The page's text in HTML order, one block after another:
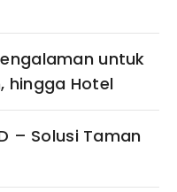
untuk
hingga Hotel
– Solusi Taman